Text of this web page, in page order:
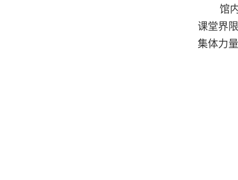
馆
课堂界
集体力量